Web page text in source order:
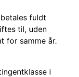
fuldt
til, uden
for samme år.
i